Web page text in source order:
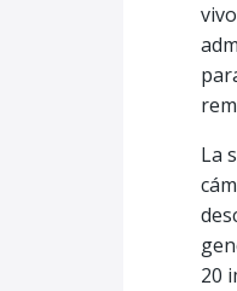
La
20